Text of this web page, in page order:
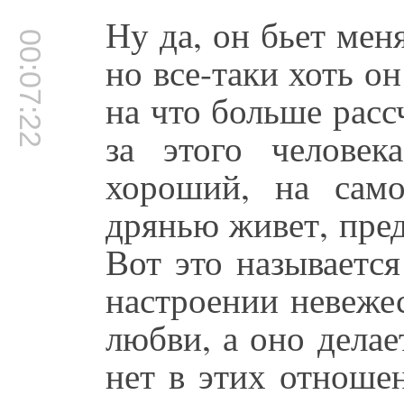
00:07:22 Ну да, он бьет
но все-таки хоть
на что больше
за этого
хороший, на
дрянью живет,
Вот это
настроении
любви, а оно
нет в этих